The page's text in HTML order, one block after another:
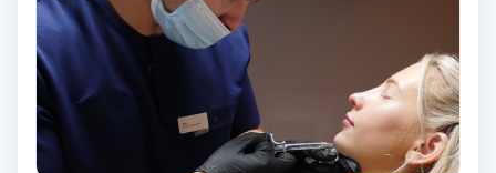
Fettreducering
Fibromassage
Fillers